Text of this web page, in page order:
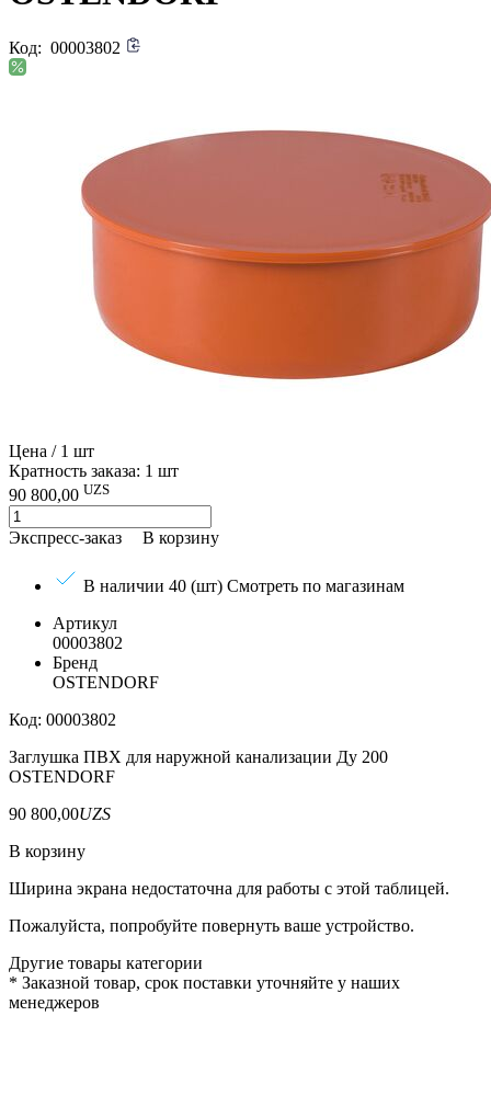
Код: 00003802
Цена / 1 шт
Кратность заказа: 1 шт
90 800,00 UZS
Экспресс-заказ В корзину
В наличии 40 (шт) Смотреть по магазинам
Артикул
00003802
Бренд
OSTENDORF
Код: 00003802
Заглушка ПВХ для наружной канализации Ду 200
OSTENDORF
90 800,00UZS
В корзину
Ширина экрана недостаточна для работы с этой таблицей.
Пожалуйста, попробуйте повернуть ваше устройство.
Другие товары категории
* Заказной товар, срок поставки уточняйте у наших
менеджеров